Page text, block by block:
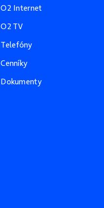
O2 Internet
O2 TV
Telefóny
Cenníky
Dokumenty